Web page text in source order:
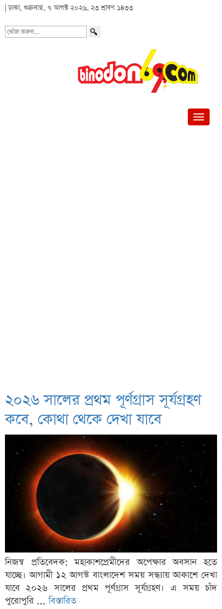
| ঢাকা, শুক্রবার, ৭ আগস্ট ২০২৬, ২৩ শ্রাবণ ১৪৩৩
খোঁজ
২০২৬ সালের প্রথম পূর্ণগ্রাস সূর্যগ্রহণ
কবে, কোথা থেকে দেখা যাবে
নিজস্ব প্রতিবেদক: মহাকাশপ্রেমীদের অপেক্ষার অবসান হতে
যাচ্ছে। আগামী ১২ আগস্ট বাংলাদেশ সময় সন্ধ্যায় আকাশে দেখা
যাবে ২০২৬ সালের প্রথম পূর্ণগ্রাস সূর্যগ্রহণ। এ সময় চাঁদ
পুরোপুরি ...বিস্তারিত